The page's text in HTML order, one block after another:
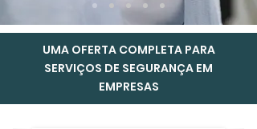
UMA OFERTA COMPLETA PARA
SERVIÇOS DE SEGURANÇA EM
EMPRESAS